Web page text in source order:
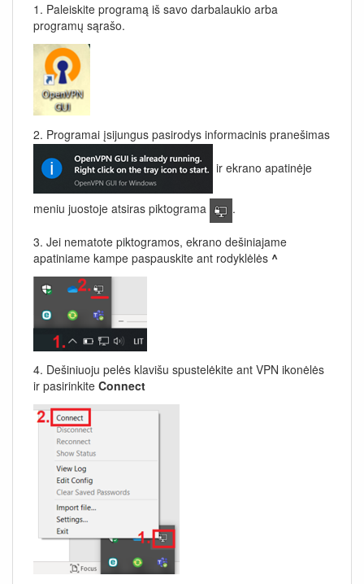
1. Paleiskite programą iš savo darbalaukio arba
programų sąrašo.
2. Programai įsijungus pasirodys informacinis pranešimas
ir ekrano apatinėje
meniu juostoje atsiras piktograma .
3. Jei nematote piktogramos, ekrano dešiniajame
apatiniame kampe paspauskite ant rodyklėlės ^
4. Dešiniuoju pelės klavišu spustelėkite ant VPN ikonėlės
ir pasirinkite Connect